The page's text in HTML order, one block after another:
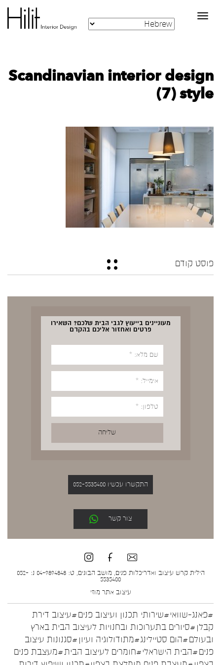
Toggle
navigation
‪Scandinavian interior design
style‬‏ (7)
פוסט קודם
מעוניינים בייעוץ לגבי הבית שלכם? השאירו
פרטים ואחזור אליכם בהקדם
התקשרו עכשיו 052-5535400
צור קשר
הילית קרש עיצוב ואדריכלות פנים, מושב הבונים, ט: 04-9894848 נ: 052-
5535400
עיצוב אתר מוזי
#פאנג-שוואי#שירותי תכנון ועיצוב פנים#עיצוב דירת
קבלן #סיורים בתערוכות ובחנויות לעיצוב הבית בארץ
ובעולם#הום סטיילינג#מתודולוגיה ועיון #סגנונות עיצוב
פנים#הבית הישראלי#חומרים לעיצוב הבית#מעצבת פנים